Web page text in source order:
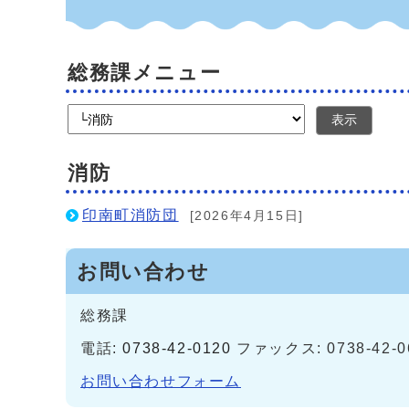
総務課メニュー
表示
消防
印南町消防団 [2026年4月15日]
お問い合わせ
総務課
電話:0738-42-0120 ファックス: 0738-42-
お問い合わせフォーム